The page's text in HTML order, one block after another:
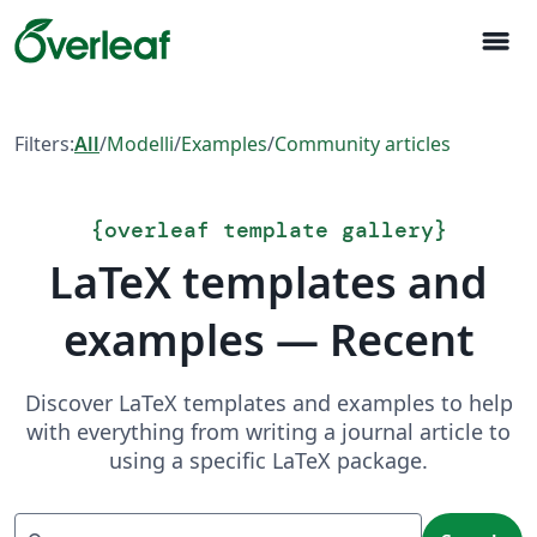
menu
Filters:All/Modelli/Examples/Community articles
{overleaf template gallery}
LaTeX templates and
examples — Recent
Discover LaTeX templates and examples to help
with everything from writing a journal article to
using a specific LaTeX package.